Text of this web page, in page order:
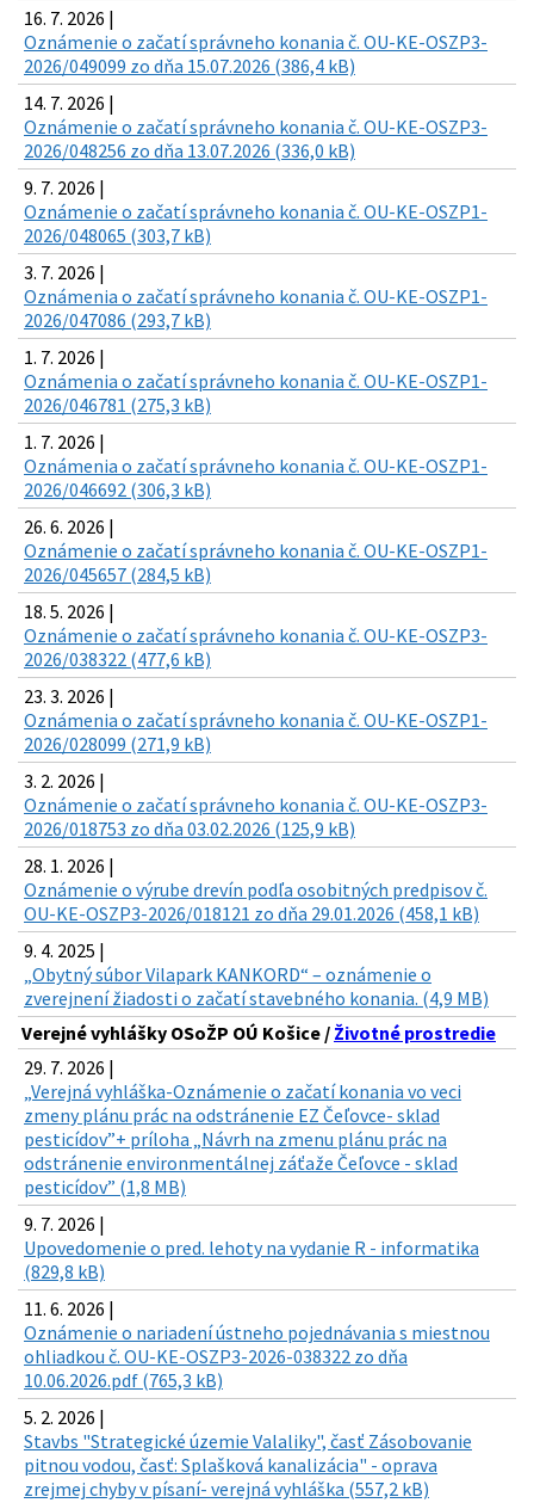
16. 7. 2026 |
Oznámenie o začatí správneho konania č. OU-KE-OSZP3-
2026/049099 zo dňa 15.07.2026 (386,4 kB)
14. 7. 2026 |
Oznámenie o začatí správneho konania č. OU-KE-OSZP3-
2026/048256 zo dňa 13.07.2026 (336,0 kB)
9. 7. 2026 |
Oznámenie o začatí správneho konania č. OU-KE-OSZP1-
2026/048065 (303,7 kB)
3. 7. 2026 |
Oznámenia o začatí správneho konania č. OU-KE-OSZP1-
2026/047086 (293,7 kB)
1. 7. 2026 |
Oznámenia o začatí správneho konania č. OU-KE-OSZP1-
2026/046781 (275,3 kB)
1. 7. 2026 |
Oznámenia o začatí správneho konania č. OU-KE-OSZP1-
2026/046692 (306,3 kB)
26. 6. 2026 |
Oznámenie o začatí správneho konania č. OU-KE-OSZP1-
2026/045657 (284,5 kB)
18. 5. 2026 |
Oznámenie o začatí správneho konania č. OU-KE-OSZP3-
2026/038322 (477,6 kB)
23. 3. 2026 |
Oznámenia o začatí správneho konania č. OU-KE-OSZP1-
2026/028099 (271,9 kB)
3. 2. 2026 |
Oznámenie o začatí správneho konania č. OU-KE-OSZP3-
2026/018753 zo dňa 03.02.2026 (125,9 kB)
28. 1. 2026 |
Oznámenie o výrube drevín podľa osobitných predpisov č.
OU-KE-OSZP3-2026/018121 zo dňa 29.01.2026 (458,1 kB)
9. 4. 2025 |
„Obytný súbor Vilapark KANKORD“ – oznámenie o
zverejnení žiadosti o začatí stavebného konania. (4,9 MB)
Verejné vyhlášky OSoŽP OÚ Košice / Životné prostredie
29. 7. 2026 |
„Verejná vyhláška-Oznámenie o začatí konania vo veci
zmeny plánu prác na odstránenie EZ Čeľovce- sklad
pesticídov”+ príloha „Návrh na zmenu plánu prác na
odstránenie environmentálnej záťaže Čeľovce - sklad
pesticídov” (1,8 MB)
9. 7. 2026 |
Upovedomenie o pred. lehoty na vydanie R - informatika
(829,8 kB)
11. 6. 2026 |
Oznámenie o nariadení ústneho pojednávania s miestnou
ohliadkou č. OU-KE-OSZP3-2026-038322 zo dňa
10.06.2026.pdf (765,3 kB)
5. 2. 2026 |
Stavbs "Strategické územie Valaliky", časť Zásobovanie
pitnou vodou, časť: Splašková kanalizácia" - oprava
zrejmej chyby v písaní- verejná vyhláška (557,2 kB)